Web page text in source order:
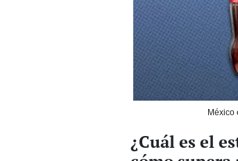
México
¿Cuál es el